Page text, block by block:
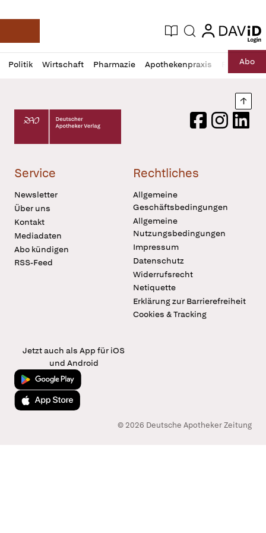
Deutsche Apotheker Zeitung
Aktuelle Ausgabe
Suche login
login
Politik Wirtschaft Pharmazie Apothekenpraxis RechtAbo
Profil
öffnen
Daz
Pur
Deutscher Apotheker Verlag Logo
FacebookInstagram
Service
Newsletter
Über uns
Kontakt
Mediadaten
Abo kündigen
RSS-Feed
Rechtliches
Allgemeine
Geschäftsbedingungen
Allgemeine
Nutzungsbedingungen
Impressum
Datenschutz
Widerrufsrecht
Netiquette
Erklärung zur Barrierefreiheit
Cookies & Tracking
Jetzt auch als App für iOS
und Android
Jetzt bei Google Play
Laden im App Store
© 2026 Deutsche Apotheker Zeitung